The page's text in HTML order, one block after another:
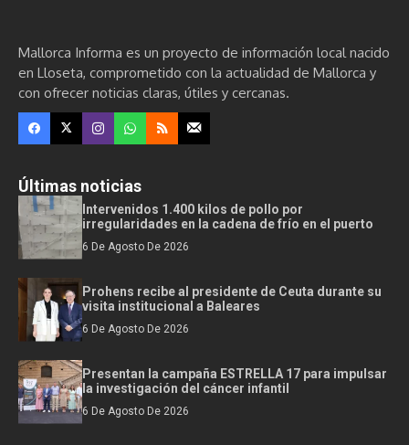
Mallorca Informa es un proyecto de información local nacido
en Lloseta, comprometido con la actualidad de Mallorca y
con ofrecer noticias claras, útiles y cercanas.
Últimas noticias
Intervenidos 1.400 kilos de pollo por
irregularidades en la cadena de frío en el puerto
6 De Agosto De 2026
Prohens recibe al presidente de Ceuta durante su
visita institucional a Baleares
6 De Agosto De 2026
Presentan la campaña ESTRELLA 17 para impulsar
la investigación del cáncer infantil
6 De Agosto De 2026